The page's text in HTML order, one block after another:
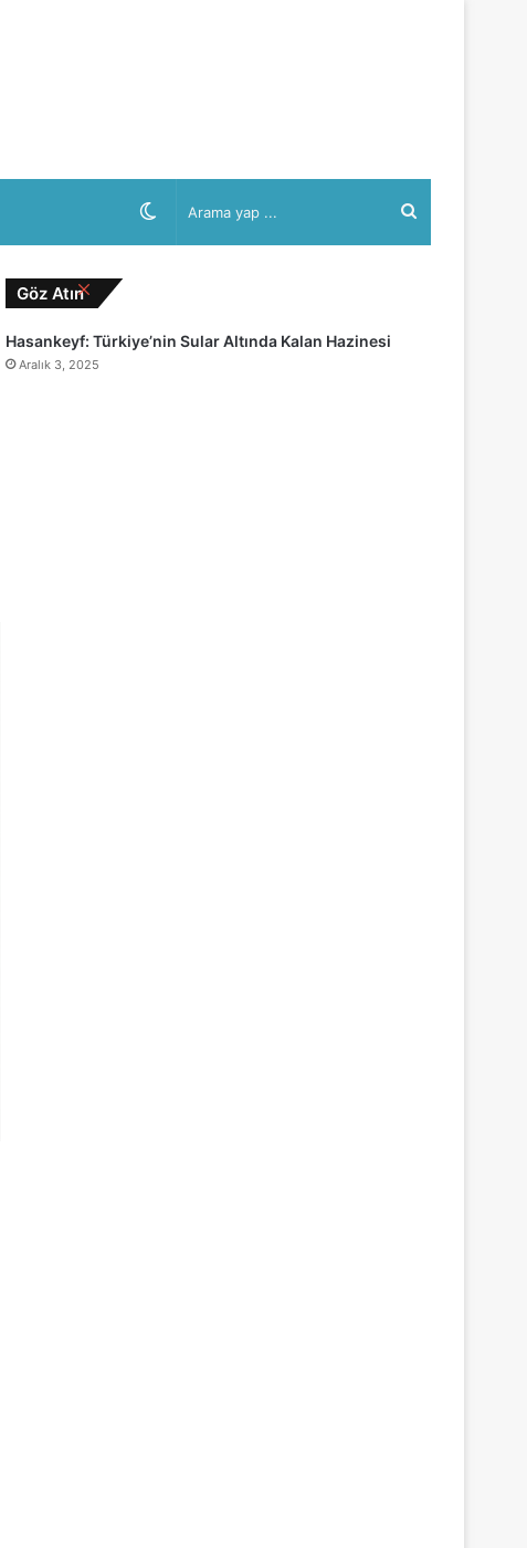
Arama
değiştir
Göz Atın Kapalı
Hasankeyf: Türkiye’nin Sular Altında Kalan Hazinesi
Aralık 3, 2025